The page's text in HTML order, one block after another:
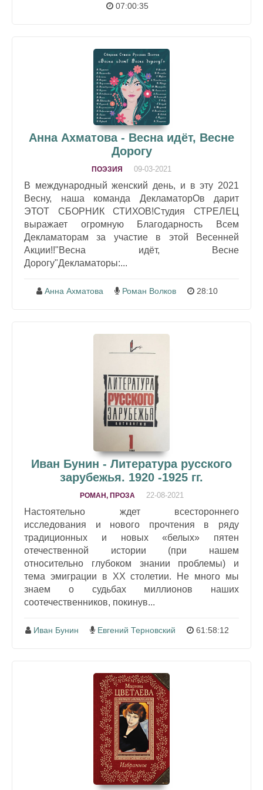
07:00:35
Анна Ахматова - Весна идёт, Весне
Дорогу
ПОЭЗИЯ 09-03-2021
В международный женский день, и в эту 2021
Весну, наша команда ДекламаторОв дарит
ЭТОТ СБОРНИК СТИХОВ!Студия СТРЕЛЕЦ
выражает огромную Благодарность Всем
Декламаторам за участие в этой Весенней
Акции!!"Весна идёт, Весне
Дорогу"Декламаторы:...
Анна Ахматова Роман Волков 28:10
Иван Бунин - Литература русского
зарубежья. 1920 -1925 гг.
РОМАН, ПРОЗА 22-08-2021
Настоятельно ждет всестороннего
исследования и нового прочтения в ряду
традиционных и новых «белых» пятен
отечественной истории (при нашем
относительно глубоком знании проблемы) и
тема эмиграции в XX столетии. Не много мы
знаем о судьбах миллионов наших
соотечественников, покинув...
Иван Бунин Евгений Терновский 61:58:12